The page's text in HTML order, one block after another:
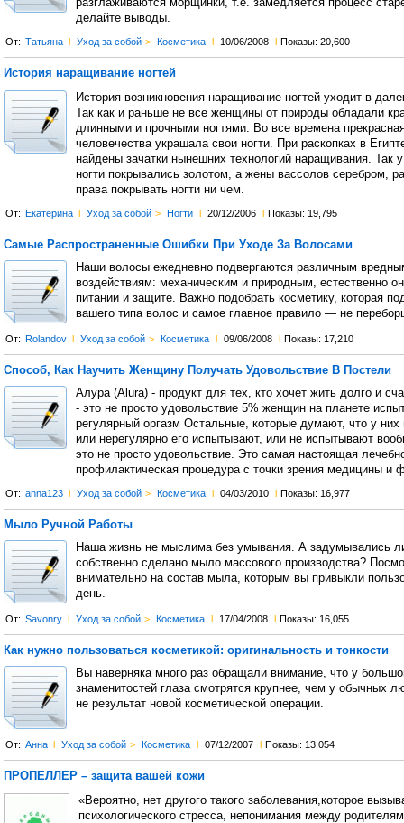
разглаживаются морщинки, т.е. замедляется процесс
делайте выводы.
От: Татьяна l Уход за собой > Косметика l 10/06/2008 l Показы: 20,600
История наращивание ногтей
История возникновения наращивание ногтей уходит в
Так как и раньше не все женщины от природы обладали
длинными и прочными ногтями. Во все времена
человечества украшала свои ногти. При раскопках в
найдены зачатки нынешних технологий наращивания. Так
ногти покрывались золотом, а жены вассолов серебром,
права покрывать ногти ни чем.
От: Екатерина l Уход за собой > Ногти l 20/12/2006 l Показы: 19,795
Самые Распространенные Ошибки При Уходе За Волосами
Наши волосы ежедневно подвергаются различным
воздействиям: механическим и природным, естественно
питании и защите. Важно подобрать косметику, которая
вашего типа волос и самое главное правило — не
От: Rolandov l Уход за собой > Косметика l 09/06/2008 l Показы: 17,210
Способ, Как Научить Женщину Получать Удовольствие В Постели
Алура (Alura) - продукт для тех, кто хочет жить долго и
- это не просто удовольствие 5% женщин на планете
регулярный оргазм Остальные, которые думают, что у них
или нерегулярно его испытывают, или не испытывают
это не просто удовольствие. Это самая настоящая
профилактическая процедура с точки зрения медицины и
От: anna123 l Уход за собой > Косметика l 04/03/2010 l Показы: 16,977
Мыло Ручной Работы
Наша жизнь не мыслима без умывания. А задумывались
собственно сделано мыло массового производства?
внимательно на состав мыла, которым вы привыкли
день.
От: Savonry l Уход за собой > Косметика l 17/04/2008 l Показы: 16,055
Как нужно пользоваться косметикой: оригинальность и тонкости
Вы наверняка много раз обращали внимание, что у
знаменитостей глаза смотрятся крупнее, чем у обычных
не результат новой косметической операции.
От: Анна l Уход за собой > Косметика l 07/12/2007 l Показы: 13,054
ПРОПЕЛЛЕР – защита вашей кожи
«Вероятно, нет другого такого заболевания,которое
психологического стресса, непонимания между